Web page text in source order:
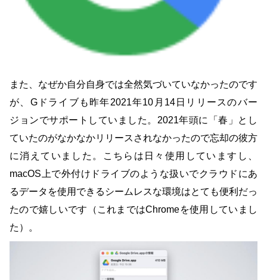
macOS: バージョン 55.0 Windows と macOS: パソコン版
ドライブの UI から、ドライブのすべてのコンテンツを検
索できるようになりました。 macOS: カメラ接続時の問
み込みがブロックされる問題を修正しました。 バグの修
正とパフォーマンスの改善を行いました。 注: パソコン版
ドライブのネイティブ検索には、バージョン 50 以降が必
ました。バージョン 40～46 のパソコン版ドライブを使用
しているユーザーは、引き続きサポートを受けられるよう
にアップグレードする必要があります。 Windows および
macOS: バージョン 54.0
また、なぜか自分自身では全然気づいていなかったのです
が、Gドライブも昨年2021年10月14日リリースのバー
ジョンでサポートしていました。2021年頭に「春」とし
ていたのがなかなかリリースされなかったので忘却の彼方
に消えていました。こちらは日々使用していますし、
macOS上で外付けドライブのような扱いでクラウドにあ
るデータを使用できるシームレスな環境はとても便利だっ
たので嬉しいです（これまではChromeを使用していまし
た）。